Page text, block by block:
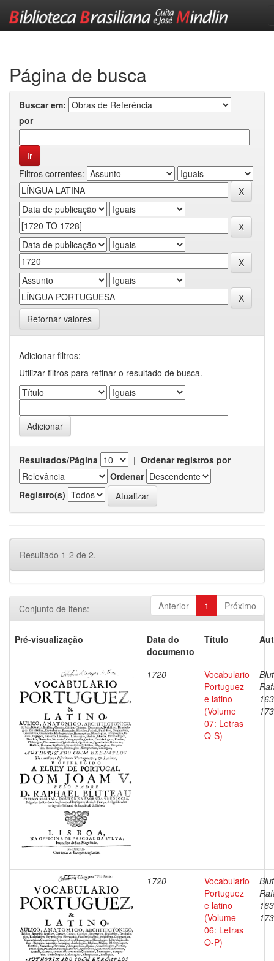
Página de busca
Buscar em:
por
Filtros correntes:
Retornar valores
Adicionar filtros:
Utilizar filtros para refinar o resultado de busca.
Resultados/Página | Ordenar registros por
Ordenar
Registro(s)
Resultado 1-2 de 2.
Anterior 1 Próximo
Conjunto de itens:
Pré-visualização
Data do
documento
Título
1720
Vocabulario
Portuguez
e latino
(Volume
07: Letras
Q-S)
1720
Vocabulario
Portuguez
e latino
(Volume
06: Letras
O-P)